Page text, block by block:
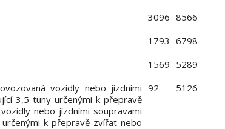
3096 8566
1793 6798
1569 5289
vozidly nebo jízdními
3,5 tuny určenými k přepravě
nebo jízdními soupravami
k přepravě zvířat nebo
92 5126